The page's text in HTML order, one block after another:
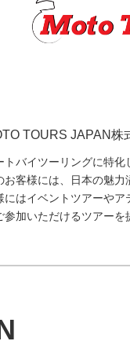
TOURS JAPAN株
トバイツーリングに特化
お客様には、日本の魅力
にはイベントツアーやア
参加いただけるツアーを